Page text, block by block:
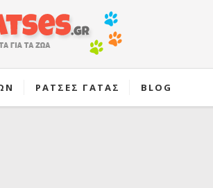
ΡΑΤΣΕΣ ΓΑΤΑΣ BLOG